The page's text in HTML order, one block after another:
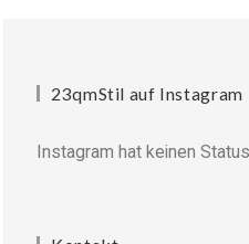
23qmStil auf Instagram
Instagram hat keinen